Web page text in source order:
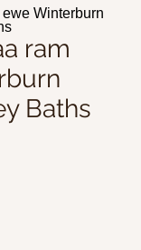
ram
Baths